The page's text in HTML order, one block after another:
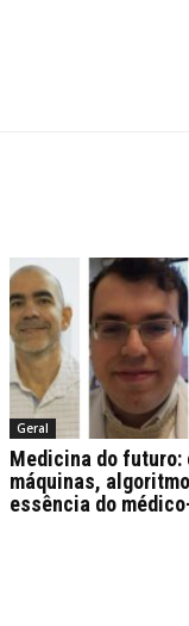
Geral
Medicina do futuro:
máquinas,
essência do